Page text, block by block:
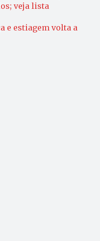
veja lista
e estiagem volta a